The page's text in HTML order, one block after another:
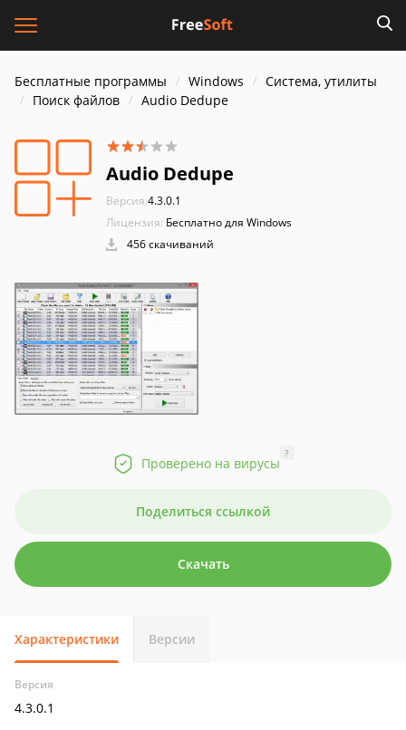
Бесплатные программы Windows
Система, утилиты
Поиск файлов
Audio Dedupe
Audio Dedupe
Версия:4.3.0.1
Лицензия: Бесплатно для Windows
456 скачиваний
Проверено на вирусы
?
Поделиться ссылкой
Скачать
Характеристики Версии
Версия
4.3.0.1